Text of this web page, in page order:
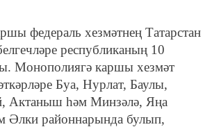
федераль хезмәтнең Татарстан
республиканың 10
Монополиягә каршы хезмәт
Буа, Нурлат, Баулы,
Актаныш һәм Минзәлә, Яңа
Әлки районнарында булып,